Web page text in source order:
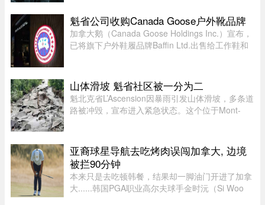
保心理健康问题在选举周期之后依然能被列为优先
事项。在蒙特利尔无家可归 ...
魁省公司收购Canada Goose户外靴品牌
加拿大鹅（Canada Goose Holdings Inc.）宣布，
已将旗下户外鞋履品牌Baffin Ltd.出售给工作鞋和
旨在简化运营模式，将更 ...
山体滑坡 魁省社区被一分为二
魁北克省L’Ascension因暴雨引发山体滑坡，多条道
路被冲毁，宣布进入紧急状态。这个位于Mont-
至周一下午，降雨量超过1 ...
亚裔球星导航去吃烤肉误闯加拿大, 边境
被拦90分钟
本来只是去吃顿韩餐，结果却一脚油门开进了加拿
大......韩国PGA职业高尔夫球手金时沅（Si Woo